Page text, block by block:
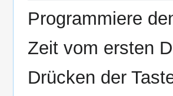
Programmiere
Zeit vom ersten
Drücken der